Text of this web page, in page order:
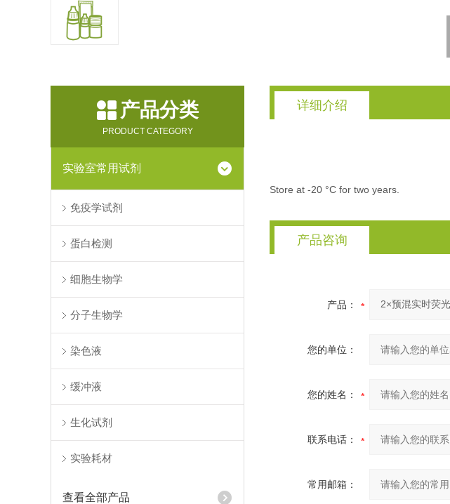
产品分类
PRODUCT CATEGORY
实验室常用试剂
免疫学试剂
蛋白检测
细胞生物学
分子生物学
染色液
缓冲液
生化试剂
实验耗材
查看全部产品
详细介绍
Store at -20 °C for two years.
产品咨询
产品：
您的单位：
您的姓名：
联系电话：
常用邮箱：